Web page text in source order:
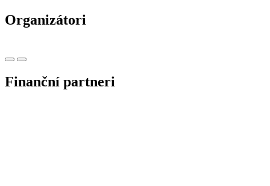
Organizátori
Finanční partneri